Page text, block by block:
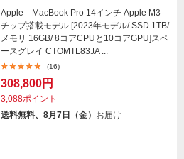
Apple MacBook Pro 14インチ Apple M3
チップ搭載モデル [2023年モデル/ SSD 1TB/
メモリ 16GB/ 8コアCPUと10コアGPU]スペ
ースグレイ CTOMTL83JA ...
(16)
308,800円
3,088ポイント
送料無料、8月7日（金） お届け